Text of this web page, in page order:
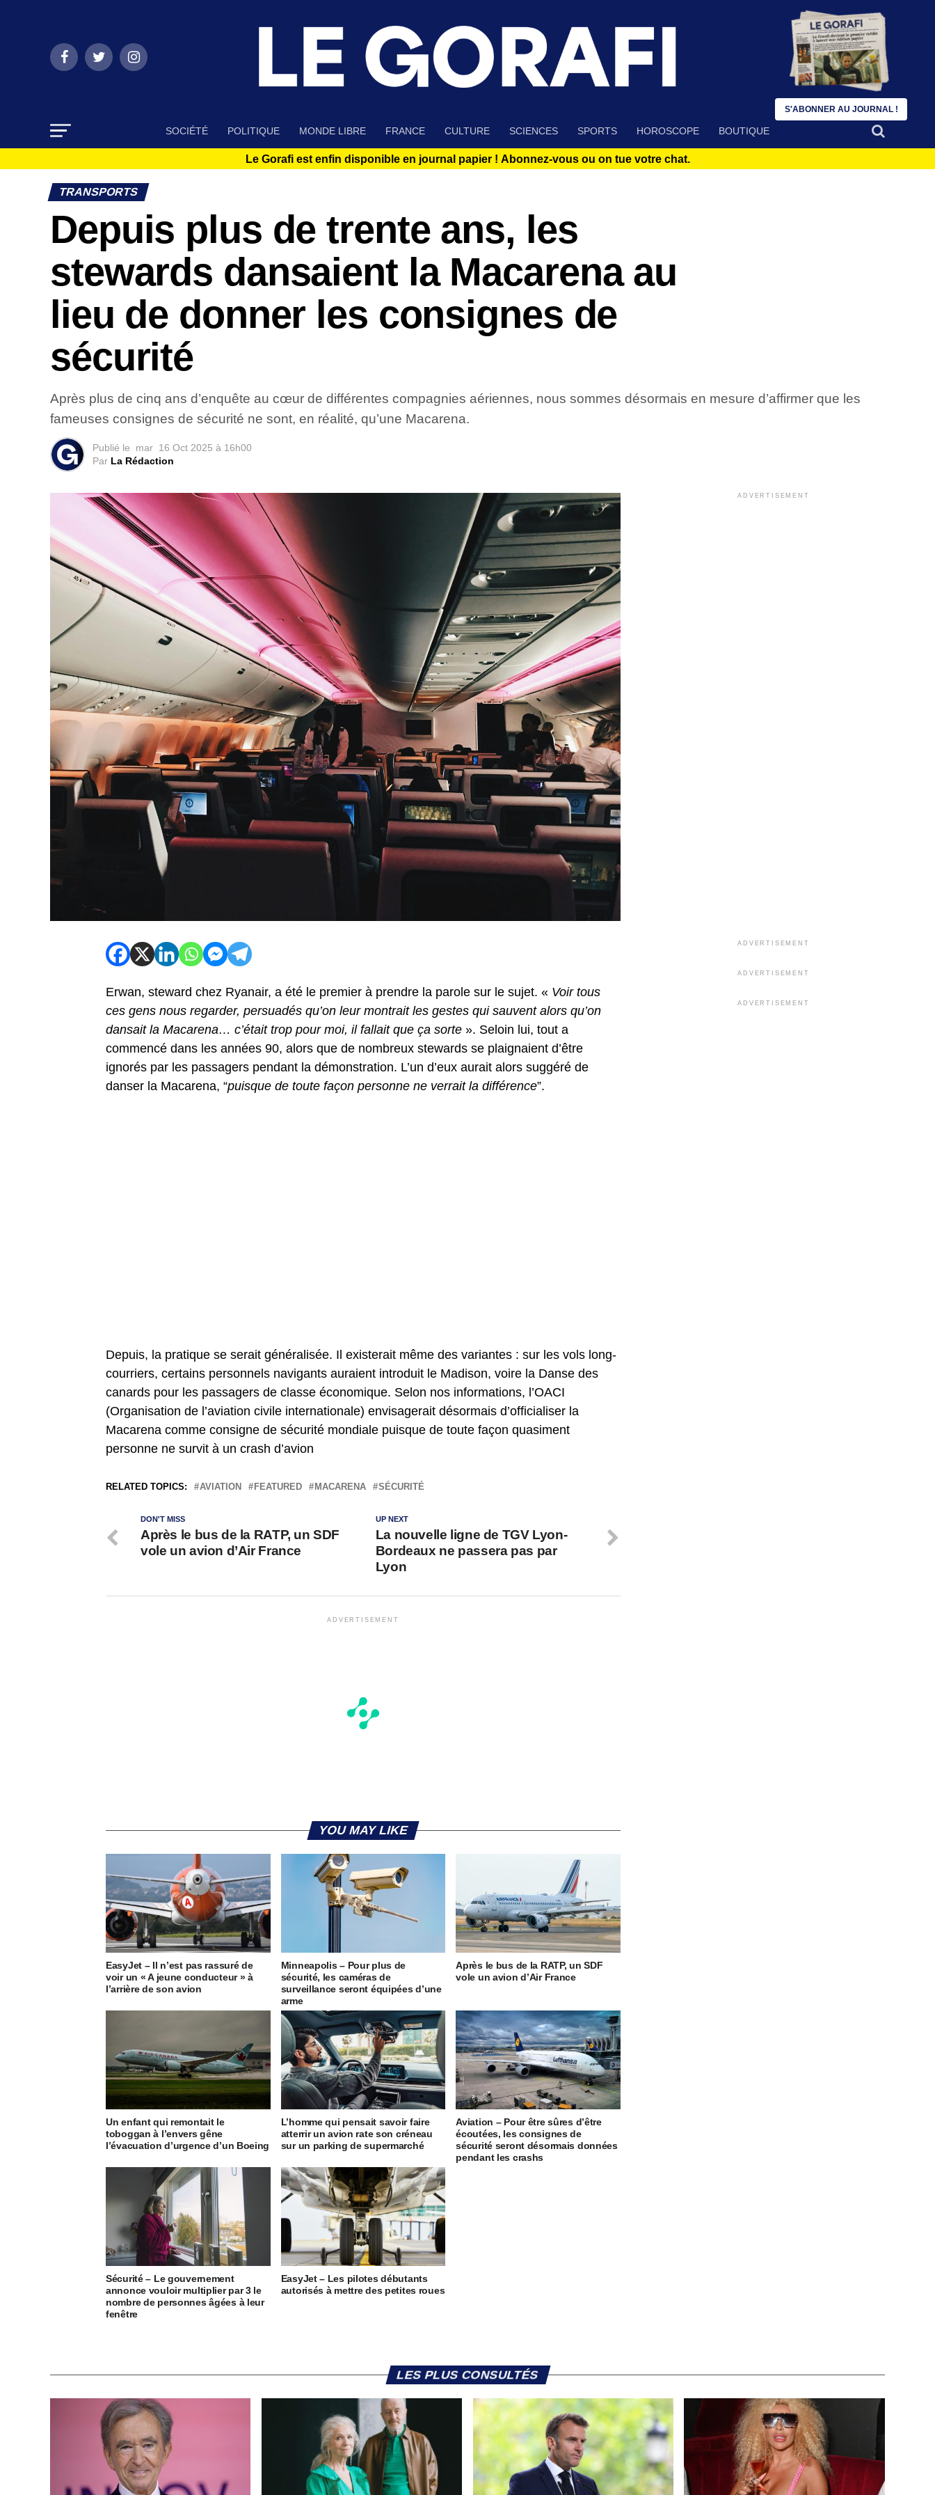
SOCIÉTÉ POLITIQUE MONDE LIBRE FRANCE CULTURE SCIENCES SPORTS HOROSCOPE BOUTIQUE
Le Gorafi est enfin disponible en journal papier ! Abonnez-vous ou on tue votre chat.
TRANSPORTS
Depuis plus de trente ans, les
stewards dansaient la Macarena au
lieu de donner les consignes de
sécurité
Après plus de cinq ans d’enquête au cœur de différentes compagnies aériennes, nous sommes désormais en mesure d’affirmer que les
fameuses consignes de sécurité ne sont, en réalité, qu’une Macarena.
Publié le mar 16 Oct 2025 à 16h00
Par La Rédaction
Erwan, steward chez Ryanair, a été le premier à prendre la parole sur le sujet. « Voir tous
ces gens nous regarder, persuadés qu’on leur montrait les gestes qui sauvent alors qu’on
dansait la Macarena… c’était trop pour moi, il fallait que ça sorte ». Seloin lui, tout a
commencé dans les années 90, alors que de nombreux stewards se plaignaient d’être
ignorés par les passagers pendant la démonstration. L’un d’eux aurait alors suggéré de
danser la Macarena, “puisque de toute façon personne ne verrait la différence”.
Depuis, la pratique se serait généralisée. Il existerait même des variantes : sur les vols long-
courriers, certains personnels navigants auraient introduit le Madison, voire la Danse des
canards pour les passagers de classe économique. Selon nos informations, l’OACI
(Organisation de l’aviation civile internationale) envisagerait désormais d’officialiser la
Macarena comme consigne de sécurité mondiale puisque de toute façon quasiment
personne ne survit à un crash d’avion
RELATED TOPICS: AVIATION FEATURED MACARENA SÉCURITÉ
UP NEXT
La nouvelle ligne de TGV Lyon-
Bordeaux ne passera pas par
Lyon
DON'T MISS
Après le bus de la RATP, un SDF
vole un avion d’Air France
ADVERTISEMENT
YOU MAY LIKE
EasyJet – Il n’est pas rassuré de
voir un « A jeune conducteur » à
l’arrière de son avion
Minneapolis – Pour plus de
sécurité, les caméras de
surveillance seront équipées d’une
arme
Après le bus de la RATP, un SDF
vole un avion d’Air France
Un enfant qui remontait le
toboggan à l’envers gêne
l’évacuation d’urgence d’un Boeing
L’homme qui pensait savoir faire
atterrir un avion rate son créneau
sur un parking de supermarché
Aviation – Pour être sûres d’être
écoutées, les consignes de
sécurité seront désormais données
pendant les crashs
Sécurité – Le gouvernement
annonce vouloir multiplier par 3 le
nombre de personnes âgées à leur
fenêtre
EasyJet – Les pilotes débutants
autorisés à mettre des petites roues
ADVERTISEMENT
ADVERTISEMENT
ADVERTISEMENT
ADVERTISEMENT
LES PLUS CONSULTÉS
S'ABONNER AU JOURNAL !